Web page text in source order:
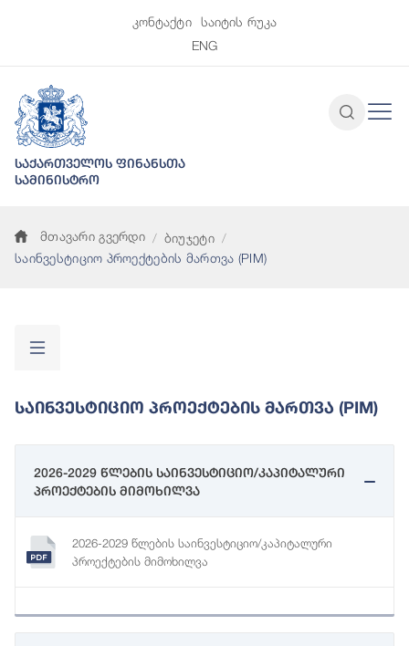
კონტაქტი
საიტის რუკა
ENG
საქართველოს ფინანსთა
სამინისტრო
მთავარი გვერდი
ბიუჯეტი
საინვესტიციო პროექტების მართვა (PIM)
Საინვესტიციო Პროექტების Მართვა (PIM)
2026-2029 წლების საინვესტიციო/კაპიტალური
პროექტების მიმოხილვა
2026-2029 წლების საინვესტიციო/კაპიტალური
პროექტების მიმოხილვა